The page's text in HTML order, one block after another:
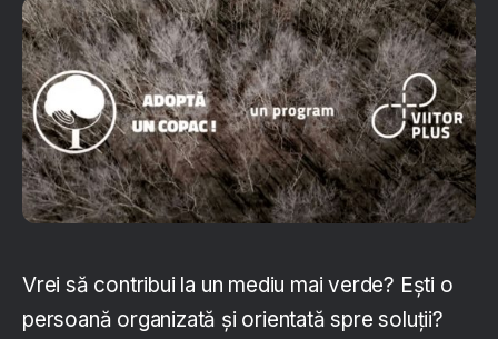
Vrei să contribui la un mediu mai verde? Ești o
persoană organizată și orientată spre soluții?